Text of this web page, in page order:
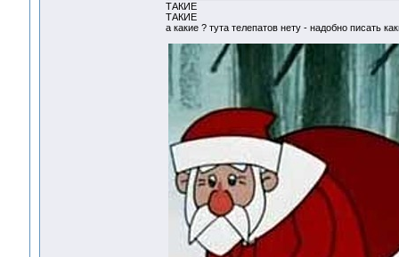
ТАКИЕ
ТАКИЕ
а какие ? тута телепатов нету - надобно писать